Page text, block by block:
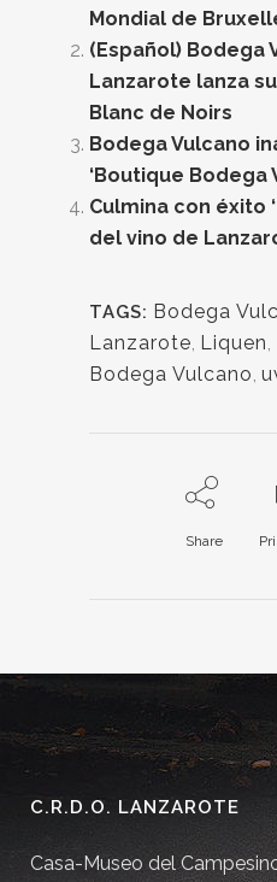
Mondial de
(Español) Bodega
Lanzarote lanza
Blanc de Noirs
Bodega Vulcano
‘Boutique Bodega
Culmina con éxito
del vino de
TAGS: Bodega
Lanzarote Liquen
Bodega Vulcano
Share
C.R.D.O. LANZAROTE
Casa-Museo del